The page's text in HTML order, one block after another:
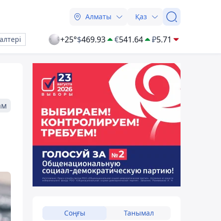
Алматы Қаз
+25°$469.93 €541.64 ₽5.71
Соңғы Танымал